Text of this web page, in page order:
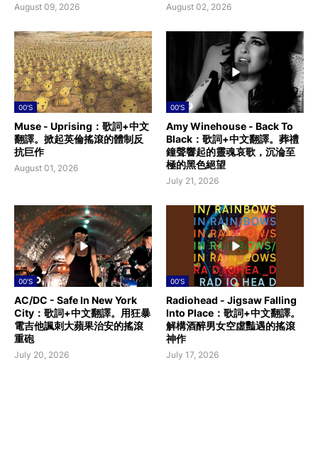
August 09, 2026 August 02, 2026
00'S
Muse - Uprising：歌詞+中文
翻譯。掀起英倫搖滾的體制反
抗巨作
August 01, 2026
00'S
Amy Winehouse - Back To
Black：歌詞+中文翻譯。葬禮
鐘聲響起的靈魂哀歌，沉淪至
極的黑色絕望
July 21, 2026
00'S
AC/DC - Safe In New York
City：歌詞+中文翻譯。用狂暴
電吉他諷刺大蘋果治安的搖滾
重砲
July 20, 2026
00'S
Radiohead - Jigsaw Falling
Into Place：歌詞+中文翻譯。
解構酒醉男女空虛豔遇的搖滾
神作
July 17, 2026